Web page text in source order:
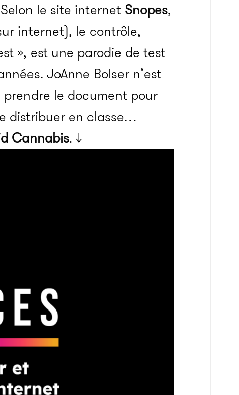
le site internet Snopes,
internet), le contrôle,
», est une parodie de test
JoAnne Bolser n’est
le document pour
distribuer en classe…
Cannabis. ↓